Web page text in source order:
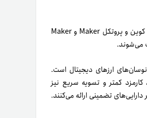
برای اینکه بدانید استیبل کوین دای چطور کار می‌کند، باید با سه مفهوم مهم آشنا شوید. استیبل کوین و پروتکل Maker و Maker
ارزهای دیجیتال است.
کارمزد کمتر و تسویه سریع نیز